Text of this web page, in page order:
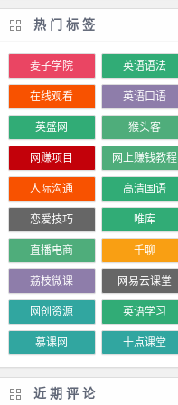
热门标签
麦子学院 英语语法
在线观看 英语口语
英盛网 猴头客
网赚项目 网上赚钱教程
人际沟通 高清国语
恋爱技巧 唯库
直播电商 千聊
荔枝微课 网易云课堂
网创资源 英语学习
慕课网 十点课堂
近期评论